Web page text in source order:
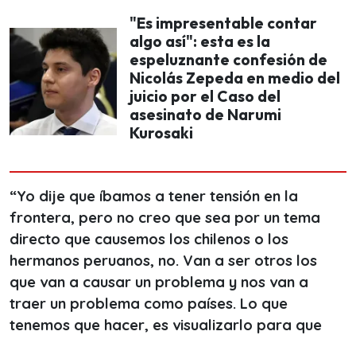
"Es impresentable contar
algo así": esta es la
espeluznante confesión de
Nicolás Zepeda en medio del
juicio por el Caso del
asesinato de Narumi
Kurosaki
“Yo dije que íbamos a tener tensión en la
frontera, pero no creo que sea por un tema
directo que causemos los chilenos o los
hermanos peruanos, no. Van a ser otros los
que van a causar un problema y nos van a
traer un problema como países. Lo que
tenemos que hacer, es visualizarlo para que